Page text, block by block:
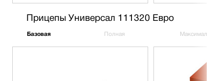
Прицепы Универсал 111320 Евро
Базовая Полная Максимальная